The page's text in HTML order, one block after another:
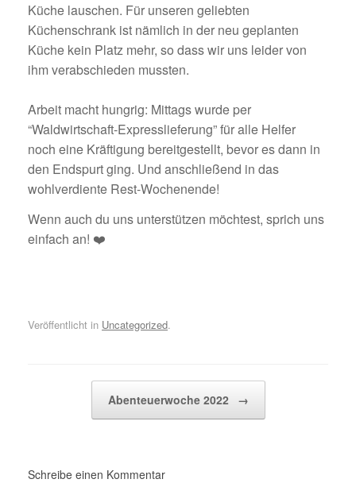
Küche lauschen. Für unseren geliebten
Küchenschrank ist nämlich in der neu geplanten
Küche kein Platz mehr, so dass wir uns leider von
ihm verabschieden mussten.
Arbeit macht hungrig: Mittags wurde per
“Waldwirtschaft-Expresslieferung” für alle Helfer
noch eine Kräftigung bereitgestellt, bevor es dann in
den Endspurt ging. Und anschließend in das
wohlverdiente Rest-Wochenende!
Wenn auch du uns unterstützen möchtest, sprich uns
einfach an! ❤️
Veröffentlicht in Uncategorized.
Abenteuerwoche 2022 →
Schreibe einen Kommentar